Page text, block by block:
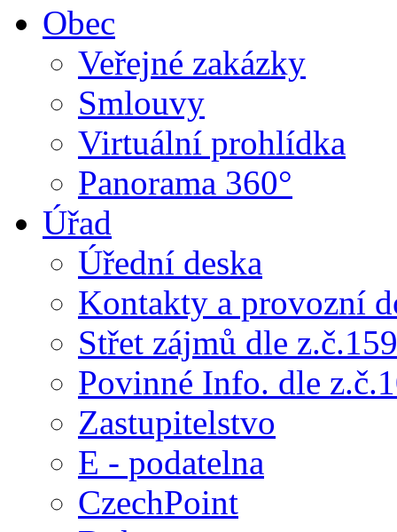
Obec
Veřejné zakázky
Smlouvy
Virtuální prohlídka
Panorama 360°
Úřad
Úřední deska
Kontakty a provozní
Střet zájmů dle
Povinné Info. dle
Zastupitelstvo
E - podatelna
CzechPoint